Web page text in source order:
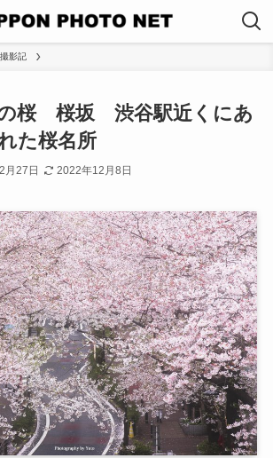
撮影記
桜 桜坂 渋谷駅近くにあ
た桜名所
月27日 2022年12月8日